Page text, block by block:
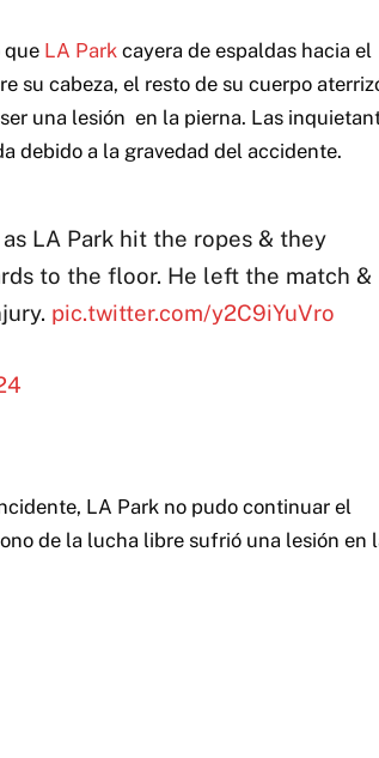
que LA Park cayera de espaldas hacia el
su cabeza, el resto de su cuerpo
una lesión en la pierna. Las
debido a la gravedad del accidente.
LA Park hit the ropes & they
to the floor. He left the match &
pic.twitter.com/y2C9iYuVro
LA Park no pudo continuar el
de la lucha libre sufrió una lesión en